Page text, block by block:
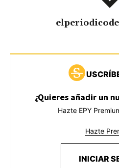
¿Quieres añadir un
Hazte EPY
Hazte
INICIAR